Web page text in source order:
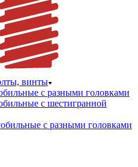
винты
с разными головками
с шестигранной
с разными головками